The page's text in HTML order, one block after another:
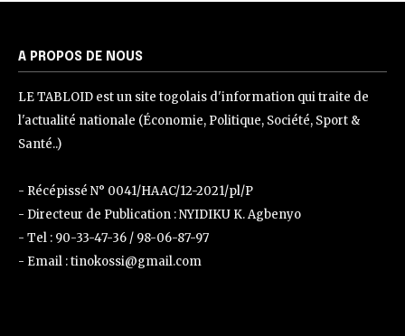
A PROPOS DE NOUS
LE TABLOID est un site togolais d'information qui traite de
l'actualité nationale (Économie, Politique, Société, Sport &
Santé..)
- Récépissé N° 0041/HAAC/12-2021/pl/P
- Directeur de Publication : NYIDIKU K. Agbenyo
- Tel : 90-33-47-36 / 98-06-87-97
- Email : tinokossi@gmail.com